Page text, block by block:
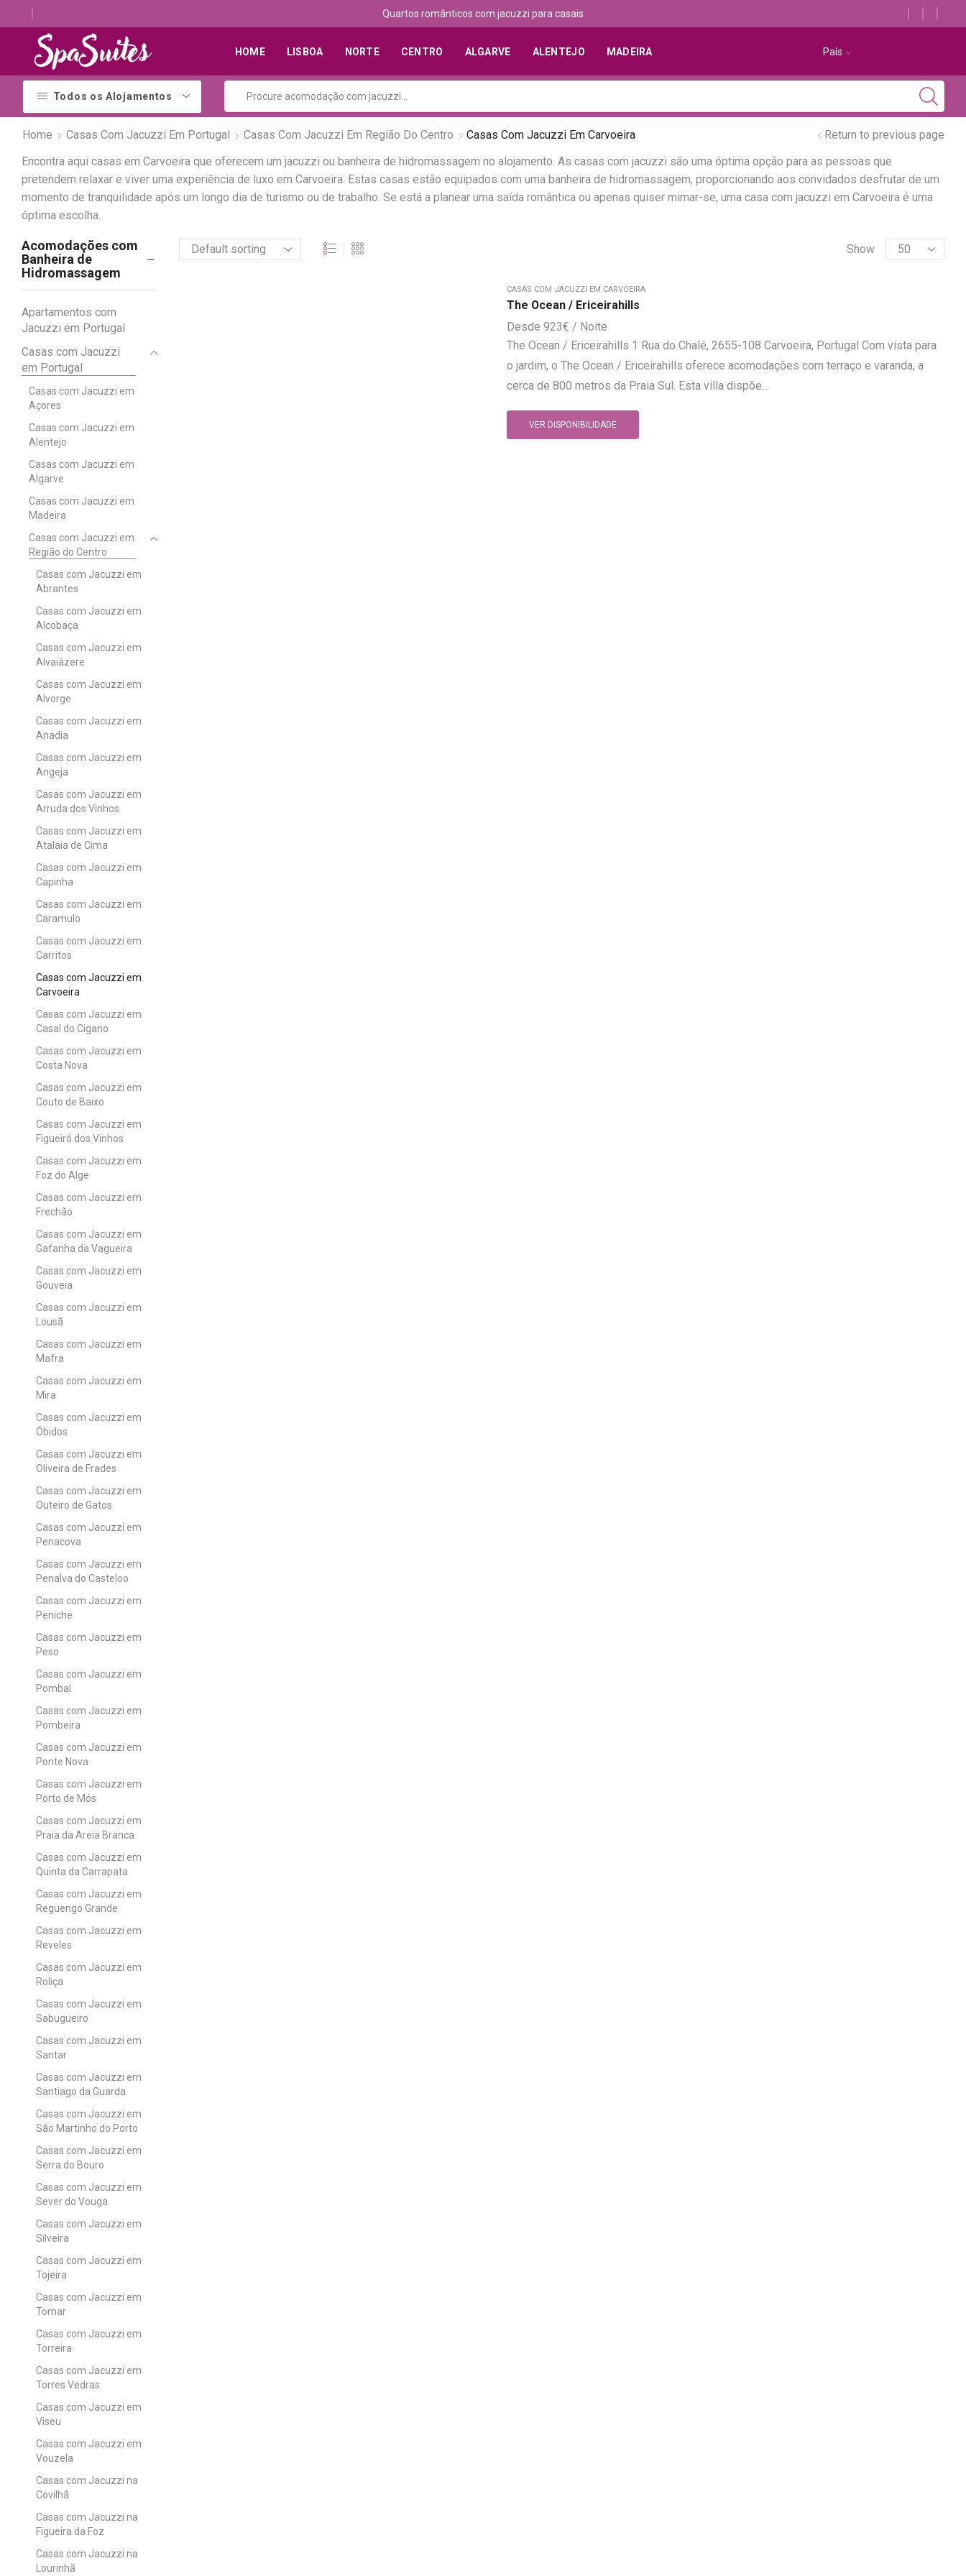
Quartos românticos com jacuzzi para casais
HOME LISBOA NORTE CENTRO ALGARVE ALENTEJO MADEIRA País
Todos os Alojamentos
Home Casas Com Jacuzzi Em Portugal Casas Com Jacuzzi Em Região Do Centro Casas Com Jacuzzi Em Carvoeira
Return to previous page
Encontra aqui casas em Carvoeira que oferecem um jacuzzi ou banheira de hidromassagem no alojamento. As casas com jacuzzi são uma óptima opção para as pessoas que
pretendem relaxar e viver uma experiência de luxo em Carvoeira. Estas casas estão equipados com uma banheira de hidromassagem, proporcionando aos convidados desfrutar de um
momento de tranquilidade após um longo dia de turismo ou de trabalho. Se está a planear uma saída romântica ou apenas quiser mimar-se, uma casa com jacuzzi em Carvoeira é uma
óptima escolha.
Show
CASAS COM JACUZZI EM CARVOEIRA
The Ocean / Ericeirahills
923€
The Ocean / Ericeirahills 1 Rua do Chalé, 2655-108 Carvoeira, Portugal Com vista para
o jardim, o The Ocean / Ericeirahills oferece acomodações com terraço e varanda, a
cerca de 800 metros da Praia Sul. Esta villa dispõe...
VER DISPONIBILIDADE
Acomodações com
Banheira de
Hidromassagem
Apartamentos com
Jacuzzi em Portugal
Casas com Jacuzzi
em Portugal
Casas com Jacuzzi em
Açores
Casas com Jacuzzi em
Alentejo
Casas com Jacuzzi em
Algarve
Casas com Jacuzzi em
Madeira
Casas com Jacuzzi em
Região do Centro
Casas com Jacuzzi em
Abrantes
Casas com Jacuzzi em
Alcobaça
Casas com Jacuzzi em
Alvaiázere
Casas com Jacuzzi em
Alvorge
Casas com Jacuzzi em
Anadia
Casas com Jacuzzi em
Angeja
Casas com Jacuzzi em
Arruda dos Vinhos
Casas com Jacuzzi em
Atalaia de Cima
Casas com Jacuzzi em
Capinha
Casas com Jacuzzi em
Caramulo
Casas com Jacuzzi em
Carritos
Casas com Jacuzzi em
Carvoeira
Casas com Jacuzzi em
Casal do Cigano
Casas com Jacuzzi em
Costa Nova
Casas com Jacuzzi em
Couto de Baixo
Casas com Jacuzzi em
Figueiró dos Vinhos
Casas com Jacuzzi em
Foz do Alge
Casas com Jacuzzi em
Frechão
Casas com Jacuzzi em
Gafanha da Vagueira
Casas com Jacuzzi em
Gouveia
Casas com Jacuzzi em
Lousã
Casas com Jacuzzi em
Mafra
Casas com Jacuzzi em
Mira
Casas com Jacuzzi em
Óbidos
Casas com Jacuzzi em
Oliveira de Frades
Casas com Jacuzzi em
Outeiro de Gatos
Casas com Jacuzzi em
Penacova
Casas com Jacuzzi em
Penalva do Casteloo
Casas com Jacuzzi em
Peniche
Casas com Jacuzzi em
Peso
Casas com Jacuzzi em
Pombal
Casas com Jacuzzi em
Pombeira
Casas com Jacuzzi em
Ponte Nova
Casas com Jacuzzi em
Porto de Mós
Casas com Jacuzzi em
Praia da Areia Branca
Casas com Jacuzzi em
Quinta da Carrapata
Casas com Jacuzzi em
Reguengo Grande
Casas com Jacuzzi em
Reveles
Casas com Jacuzzi em
Roliça
Casas com Jacuzzi em
Sabugueiro
Casas com Jacuzzi em
Santar
Casas com Jacuzzi em
Santiago da Guarda
Casas com Jacuzzi em
São Martinho do Porto
Casas com Jacuzzi em
Serra do Bouro
Casas com Jacuzzi em
Sever do Vouga
Casas com Jacuzzi em
Silveira
Casas com Jacuzzi em
Tojeira
Casas com Jacuzzi em
Tomar
Casas com Jacuzzi em
Torreira
Casas com Jacuzzi em
Torres Vedras
Casas com Jacuzzi em
Viseu
Casas com Jacuzzi em
Vouzela
Casas com Jacuzzi na
Covilhã
Casas com Jacuzzi na
Figueira da Foz
Casas com Jacuzzi na
Lourinhã